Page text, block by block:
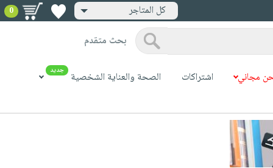
كل المتاجر 0
بحث متقدم
مجاني اشتراكات الصحة والعناية الشخصية جديد